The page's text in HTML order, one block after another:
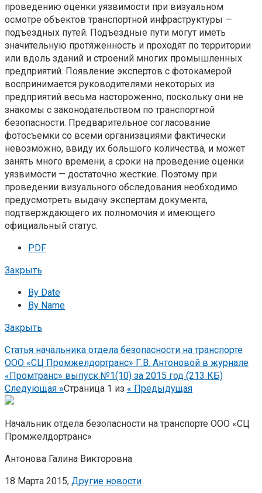
проведению оценки уязвимости при визуальном
осмотре объектов транспортной инфраструктуры —
подъездных путей. Подъездные пути могут иметь
значительную протяженность и проходят по территории
или вдоль зданий и строений многих промышленных
предприятий. Появление экспертов с фотокамерой
воспринимается руководителями некоторых из
предприятий весьма настороженно, поскольку они не
знакомы с законодательством по транспортной
безопасности. Предварительное согласование
фотосъемки со всеми организациями фактически
невозможно, ввиду их большого количества, и может
занять много времени, а сроки на проведение оценки
уязвимости — достаточно жесткие. Поэтому при
проведении визуального обследования необходимо
предусмотреть выдачу экспертам документа,
подтверждающего их полномочия и имеющего
официальный статус.
PDF
Закрыть
By Date
By Name
Закрыть
Статья начальника отдела безопасности на транспорте
ООО «СЦ Промжелдортранс» Г.В. Антоновой в журнале
«Промтранс» выпуск №1(10) за 2015 год (213 КБ)
Следующая »Страница 1 из « Предыдущая
Начальник отдела безопасности на транспорте ООО «СЦ
Промжелдортранс»
Антонова Галина Викторовна
18 Марта 2015, Другие новости